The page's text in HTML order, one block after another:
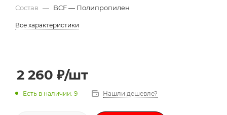
Состав — BCF — Полипропилен
Все характеристики
2 260 ₽/шт
Есть в наличии: 9 Нашли дешевле?